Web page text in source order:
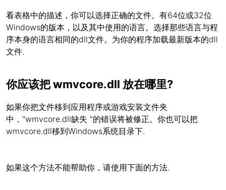
看表格中的描述，你可以选择正确的文件。有64位或32位
Windows的版本，以及其中使用的语言。选择那些语言与程
序本身的语言相同的dll文件。为你的程序加载最新版本的dll
文件.
你应该把 wmvcore.dll 放在哪里?
如果你把文件移到应用程序或游戏安装文件夹
中，"wmvcore.dll缺失 "的错误将被修正。你也可以把
wmvcore.dll移到Windows系统目录下.
如果这个方法不能帮助你，请使用下面的方法.